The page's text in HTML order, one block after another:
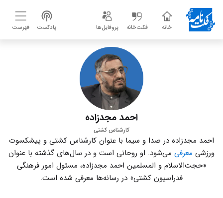
خانه فکت‌خانه پروفایل‌ها پادکست فهرست
احمد مجدزاده
کارشناس کشتی
احمد مجدزاده در صدا و سیما با عنوان کارشناس کشتی و پیشکسوت
ورزشی معرفی می‌شود. او روحانی است و در سال‌های گذشته با عنوان
«حجت‌الاسلام و المسلمین احمد مجدزاده، مسئول امور فرهنگی
فدراسیون کشتی» در رسانه‌ها معرفی شده است.